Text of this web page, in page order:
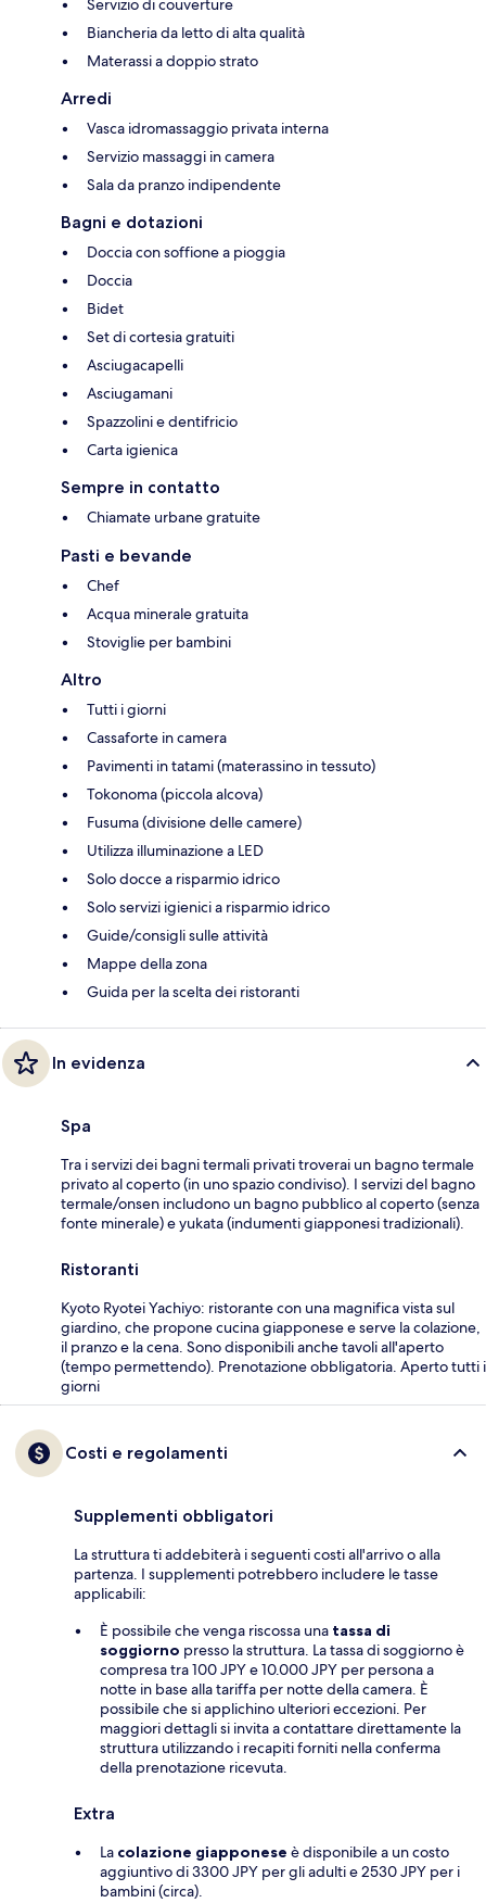
Servizio di couverture
Biancheria da letto di alta qualità
Materassi a doppio strato
Arredi
Vasca idromassaggio privata interna
Servizio massaggi in camera
Sala da pranzo indipendente
Bagni e dotazioni
Doccia con soffione a pioggia
Doccia
Bidet
Set di cortesia gratuiti
Asciugacapelli
Asciugamani
Spazzolini e dentifricio
Carta igienica
Sempre in contatto
Chiamate urbane gratuite
Pasti e bevande
Chef
Acqua minerale gratuita
Stoviglie per bambini
Altro
Tutti i giorni
Cassaforte in camera
Pavimenti in tatami (materassino in tessuto)
Tokonoma (piccola alcova)
Fusuma (divisione delle camere)
Utilizza illuminazione a LED
Solo docce a risparmio idrico
Solo servizi igienici a risparmio idrico
Guide/consigli sulle attività
Mappe della zona
Guida per la scelta dei ristoranti
In evidenza
Spa
Tra i servizi dei bagni termali privati troverai un bagno termale
privato al coperto (in uno spazio condiviso). I servizi del bagno
termale/onsen includono un bagno pubblico al coperto (senza
fonte minerale) e yukata (indumenti giapponesi tradizionali).
Ristoranti
Kyoto Ryotei Yachiyo: ristorante con una magnifica vista sul
giardino, che propone cucina giapponese e serve la colazione,
il pranzo e la cena. Sono disponibili anche tavoli all'aperto
(tempo permettendo). Prenotazione obbligatoria. Aperto tutti i
giorni
Costi e regolamenti
Supplementi obbligatori
La struttura ti addebiterà i seguenti costi all'arrivo o alla
partenza. I supplementi potrebbero includere le tasse
applicabili:
È possibile che venga riscossa una tassa di
soggiorno presso la struttura. La tassa di soggiorno è
compresa tra 100 JPY e 10.000 JPY per persona a
notte in base alla tariffa per notte della camera. È
possibile che si applichino ulteriori eccezioni. Per
maggiori dettagli si invita a contattare direttamente la
struttura utilizzando i recapiti forniti nella conferma
della prenotazione ricevuta.
Extra
La colazione giapponese è disponibile a un costo
aggiuntivo di 3300 JPY per gli adulti e 2530 JPY per i
bambini (circa).